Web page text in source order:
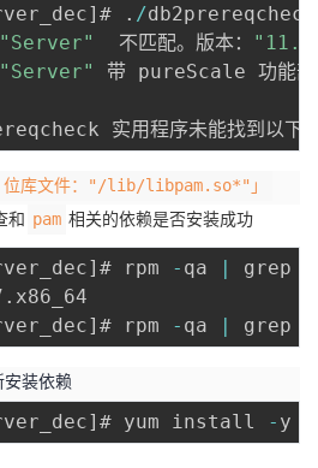
] # . /
"Server"
  不匹配。版本：
"Server" 带 pureScale 功能部
实用程序未能找到以下
位库文件："/lib/libpam.so*"」
和 pam 相关的依赖是否安装成功
] # rpm - qa |
grep
.
] # rpm - qa | grep
安装依赖
] # yum install - y